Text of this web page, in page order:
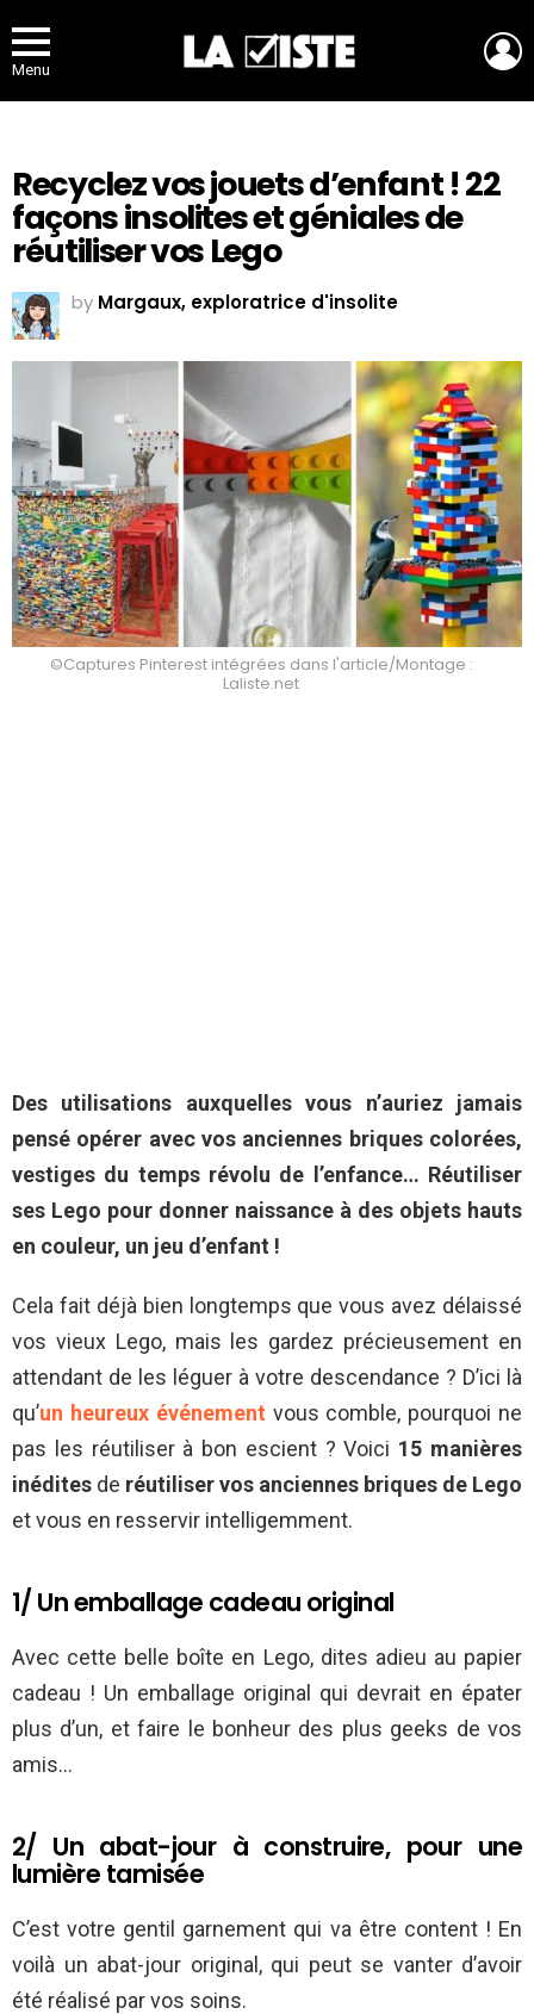
Menu
Recyclez vos jouets d’enfant ! 22
façons insolites et géniales de
réutiliser vos Lego
by Margaux, exploratrice d'insolite
©Captures Pinterest intégrées dans l'article/Montage :
Laliste.net
Des utilisations auxquelles vous n’auriez jamais
pensé opérer avec vos anciennes briques colorées,
vestiges du temps révolu de l’enfance… Réutiliser
ses Lego pour donner naissance à des objets hauts
en couleur, un jeu d’enfant !
Cela fait déjà bien longtemps que vous avez délaissé
vos vieux Lego, mais les gardez précieusement en
attendant de les léguer à votre descendance ? D’ici là
qu’un heureux événement vous comble, pourquoi ne
pas les réutiliser à bon escient ? Voici 15 manières
inédites de réutiliser vos anciennes briques de Lego
et vous en resservir intelligemment.
1/ Un emballage cadeau original
Avec cette belle boîte en Lego, dites adieu au papier
cadeau ! Un emballage original qui devrait en épater
plus d’un, et faire le bonheur des plus geeks de vos
amis…
2/ Un abat-jour à construire, pour une
lumière tamisée
C’est votre gentil garnement qui va être content ! En
voilà un abat-jour original, qui peut se vanter d’avoir
été réalisé par vos soins.